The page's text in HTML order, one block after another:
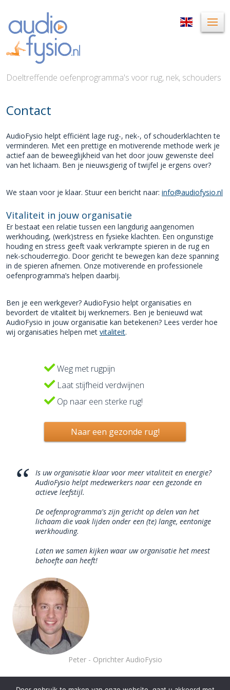
Doeltreffende oefenprogramma's voor rug, nek, schouders
Contact
AudioFysio helpt efficiënt lage rug-, nek-, of schouderklachten te
verminderen. Met een prettige en motiverende methode werk je
actief aan de beweeglijkheid van het door jouw gewenste deel
van het lichaam. Ben je nieuwsgierig of twijfel je ergens over?
We staan voor je klaar. Stuur een bericht naar: info@audiofysio.nl
Vitaliteit in jouw organisatie
Er bestaat een relatie tussen een langdurig aangenomen
werkhouding, (werk)stress en fysieke klachten. Een ongunstige
houding en stress geeft vaak verkrampte spieren in de rug en
nek-schouderregio. Door gericht te bewegen kan deze spanning
in de spieren afnemen. Onze motiverende en professionele
oefenprogramma’s helpen daarbij.
Ben je een werkgever? AudioFysio helpt organisaties en
bevordert de vitaliteit bij werknemers. Ben je benieuwd wat
AudioFysio in jouw organisatie kan betekenen? Lees verder hoe
wij organisaties helpen met vitaliteit.
Weg met rugpijn
Laat stijfheid verdwijnen
Op naar een sterke rug!
Naar een gezonde rug!
Is uw organisatie klaar voor meer vitaliteit en energie?
AudioFysio helpt medewerkers naar een gezonde en
actieve leefstijl.
De oefenprogramma's zijn gericht op delen van het
lichaam die vaak lijden onder een (te) lange, eentonige
werkhouding.
Laten we samen kijken waar uw organisatie het meest
behoefte aan heeft!
Peter - Oprichter AudioFysio